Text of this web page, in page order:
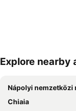
Nagy méretű térkép
Explore nearby
Nápolyi nemzetközi
Chiaia